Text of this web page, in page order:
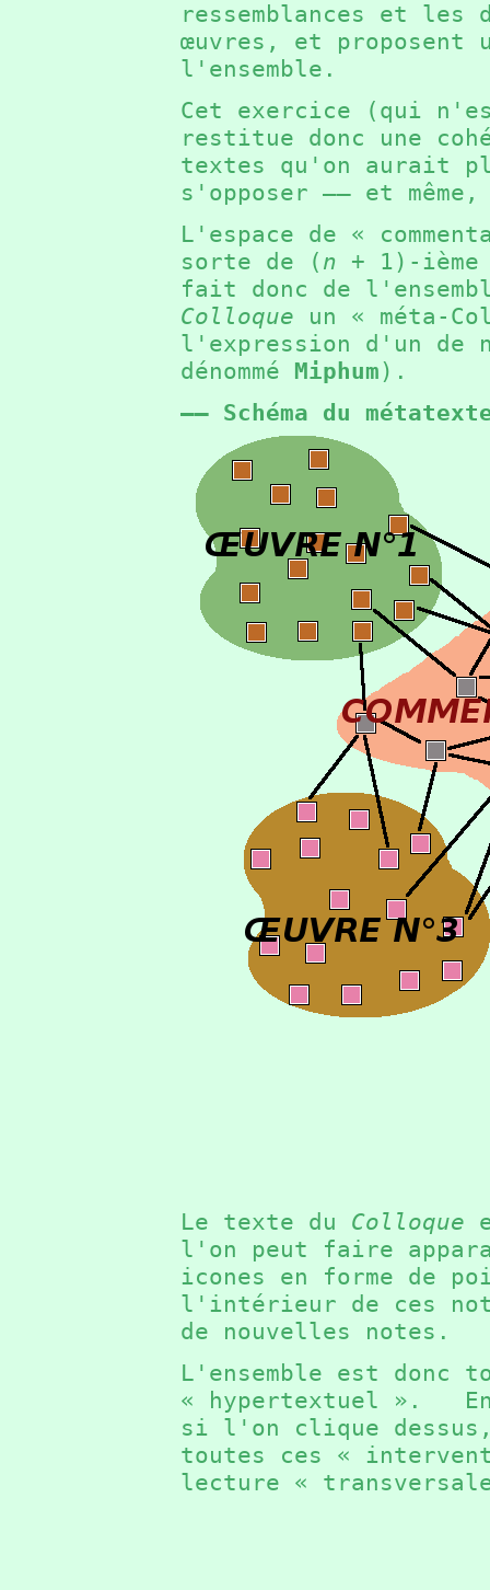
ressemblances et les
œuvres, et proposent
l'ensemble.
Cet exercice (qui
restitue donc une
textes qu'on aurait
s'opposer —— et
L'espace de «
sorte de ( n + 1)-
fait donc de
Colloque un « méta-
l'expression d'un de
dénommé Miphum).
—— Schéma du
Le texte du Colloque
l'on peut faire
icones en forme de
l'intérieur de ces
de nouvelles notes.
L'ensemble est donc
« hypertextuel ».
si l'on clique
toutes ces «
lecture «